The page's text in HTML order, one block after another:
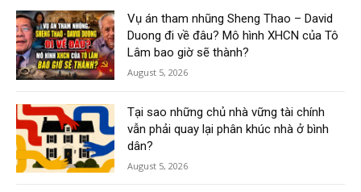
Vụ án tham nhũng Sheng Thao – David
Duong đi về đâu? Mô hình XHCN của Tô
Lâm bao giờ sẽ thành?
August 5, 2026
Tại sao những chủ nhà vững tài chính
vẫn phải quay lại phân khúc nhà ở bình
dân?
August 5, 2026